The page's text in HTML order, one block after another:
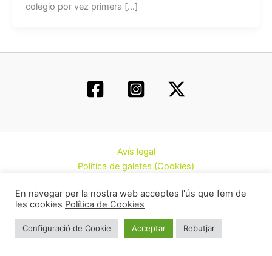
colegio por vez primera […]
Avís legal
Política de galetes (Cookies)
Contacte
Cannàbiques de Catalunya (CatFAC)
En navegar per la nostra web acceptes l'ús que fem de
les cookies Política de Cookies
Configuració de Cookie Acceptar Rebutjar